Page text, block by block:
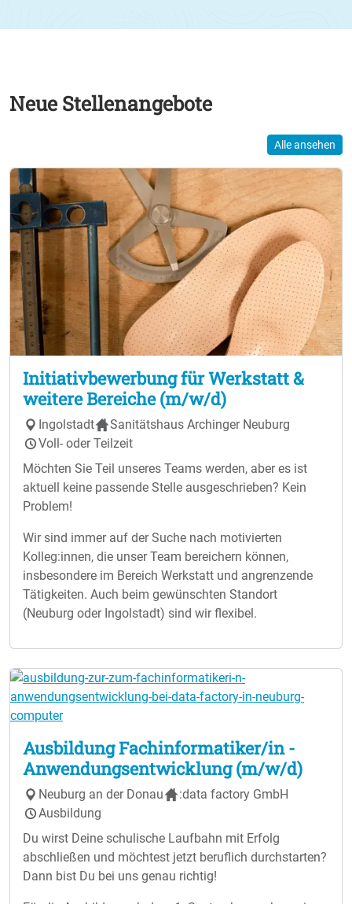
Neue Stellenangebote
Alle ansehen
Initiativbewerbung für Werkstatt &
weitere Bereiche (m/w/d)
Ingolstadt
Sanitätshaus Archinger Neuburg
Voll- oder Teilzeit
Möchten Sie Teil unseres Teams werden, aber es ist
aktuell keine passende Stelle ausgeschrieben? Kein
Problem!
Wir sind immer auf der Suche nach motivierten
Kolleg:innen, die unser Team bereichern können,
insbesondere im Bereich Werkstatt und angrenzende
Tätigkeiten. Auch beim gewünschten Standort
(Neuburg oder Ingolstadt) sind wir flexibel.
Ausbildung Fachinformatiker/in -
Anwendungsentwicklung (m/w/d)
Neuburg an der Donau
:data factory GmbH
Ausbildung
Du wirst Deine schulische Laufbahn mit Erfolg
abschließen und möchtest jetzt beruflich durchstarten?
Dann bist Du bei uns genau richtig!